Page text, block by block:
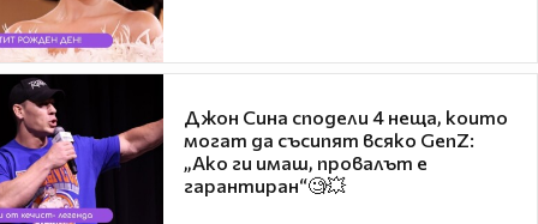
Джон Сина сподели 4 неща, които
могат да съсипят всяко GenZ:
„Ако ги имаш, провалът е
гарантиран“🧐💥